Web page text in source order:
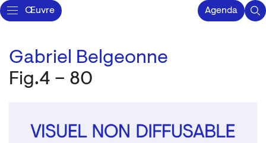
Œuvre Agenda
Gabriel Belgeonne
Fig.4 – 80